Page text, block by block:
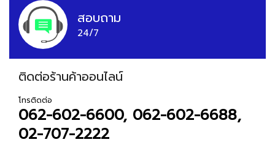
สอบถาม
24/7
ติดต่อร้านค้าออนไลน์
โทรติดต่อ
062-602-6600, 062-602-6688,
02-707-2222